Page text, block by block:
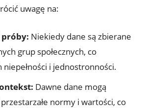
uwagę na:
próby: Niekiedy dane są zbierane
grup społecznych, co
niepełności i jednostronności.
Dawne dane mogą
normy i wartości, co